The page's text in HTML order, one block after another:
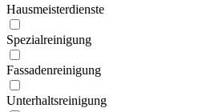
Hausmeister­dienste
Spezial­reinigung
Fassaden­reinigung
Unterhalts­reinigung